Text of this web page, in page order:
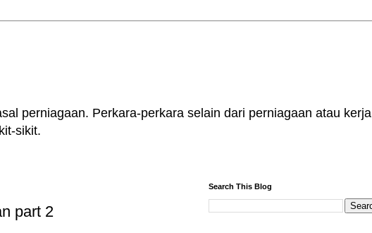
perniagaan. Perkara-perkara selain dari perniagaan atau kerja
sikit.
part 2
Search This Blog